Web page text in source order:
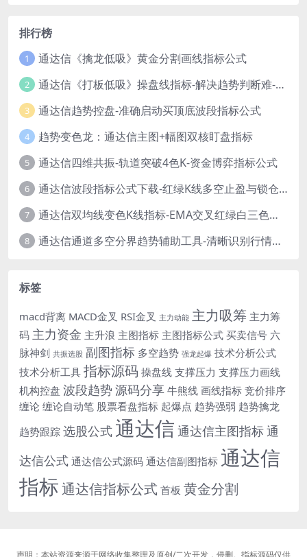
排行榜
1 通达信《擒龙低吸》黄金分割画线指标公式
2 通达信《打板低吸》操盘线指标-解决趋势判断难-新手也能轻松参考！
3 通达信趋势控盘-准确启动买顶底波段指标公式
4 趋势变色龙：通达信主图+幅图双核盯盘指标
5 通达信四维共振-轨道突破4色K-资金博弈指标公式
6 通达信波段指标公式下载-红绿K线多空止盈与锁仓信号
7 通达信双均线变色K线指标-EMA交叉红绿白三色柱源码
8 通达信通道多空分界趋势辅助工具-清晰识别行情转折点
标签
macd背离 MACD金叉 RSI金叉 主力动能 主力吸筹 主力筹
码 主力资金 主升浪 主图指标 主图指标公式 买卖信号 六
脉神剑 共振选股 副图指标 多空趋势 强龙起爆 技术分析公式
技术分析工具 指标源码 操盘线 支撑压力 支撑压力画线
机构控盘 波段趋势 源码分享 牛熊线 画线指标 竞价排序
缠论 缠论自动笔 股票看盘指标 起爆点 趋势强弱 趋势擒龙
趋势跟踪 选股公式 通达信 通达信主图指标通
达信公式 通达信公式源码 通达信副图指标 通达信
指标通达信指标公式 首板 黄金分割